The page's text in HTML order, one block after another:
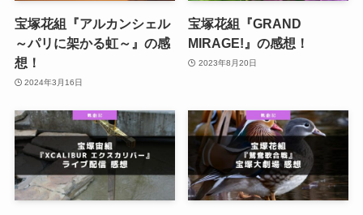
宝塚花組『アルカンシェル
～パリに架かる虹～』の感
想！
2024年3月16日
宝塚花組『GRAND
MIRAGE!』の感想！
2023年8月20日